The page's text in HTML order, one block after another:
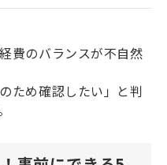
費のバランスが不自然
ため確認したい」と判